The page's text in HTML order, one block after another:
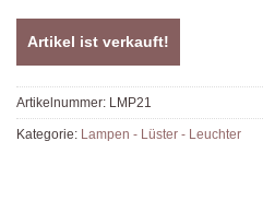
Artikel ist verkauft!
Artikelnummer: LMP21
Kategorie: Lampen - Lüster - Leuchter